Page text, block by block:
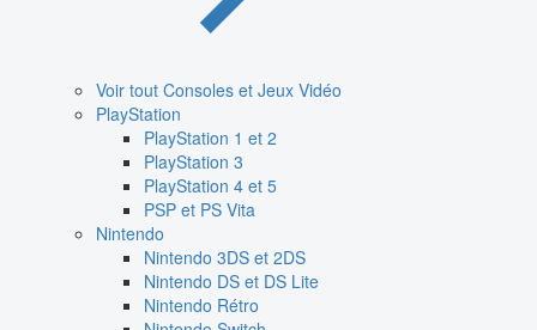
Voir tout Consoles et Jeux Vidéo
PlayStation
PlayStation 1 et 2
PlayStation 3
PlayStation 4 et 5
PSP et PS Vita
Nintendo
Nintendo 3DS et 2DS
Nintendo DS et DS Lite
Nintendo Rétro